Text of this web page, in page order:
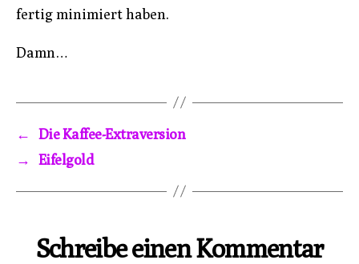
fertig minimiert haben.
Damn…
←
Die Kaffee-Extraversion
→
Eifelgold
Schreibe einen Kommentar